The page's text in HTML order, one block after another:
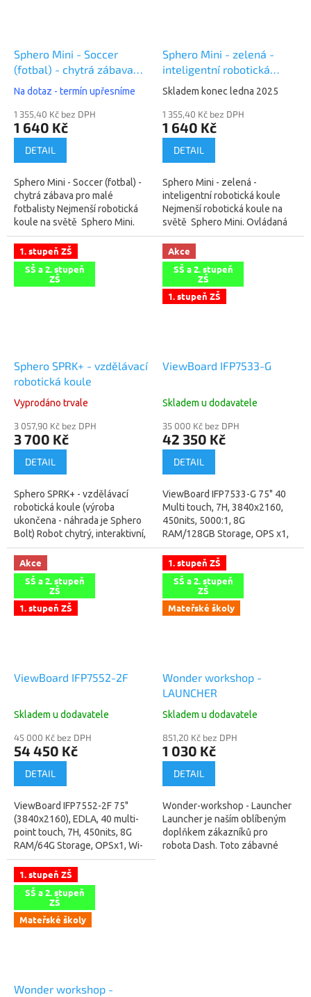
Sphero Mini - Soccer
(fotbal) - chytrá zábava
pro malé fotbalisty
Na dotaz - termín upřesníme
1 355,40 Kč bez DPH
1 640 Kč
DETAIL
Sphero Mini - Soccer (fotbal) -
chytrá zábava pro malé
fotbalisty Nejmenší robotická
koule na světě Sphero Mini.
Ovládaná dálkově pomocí
mobilního telefonu či tabletu....
Sphero Mini - zelená -
inteligentní robotická
koule
Skladem konec ledna 2025
1 355,40 Kč bez DPH
1 640 Kč
DETAIL
Sphero Mini - zelená -
inteligentní robotická koule
Nejmenší robotická koule na
světě Sphero Mini. Ovládaná
dálkově pomocí mobilního
telefonu či tabletu. Bluetooth...
1. stupeň ZŠ
SŠ a 2. stupeň
ZŠ
Sphero SPRK+ - vzdělávací
robotická koule
Vyprodáno trvale
3 057,90 Kč bez DPH
3 700 Kč
DETAIL
Sphero SPRK+ - vzdělávací
robotická koule (výroba
ukončena - náhrada je Sphero
Bolt) Robot chytrý, interaktivní,
edukativní, ovládání mobilem a
tabletem přes aplikaci Android
a...
Akce
SŠ a 2. stupeň
ZŠ
1. stupeň ZŠ
ViewBoard IFP7533-G
Skladem u dodavatele
35 000 Kč bez DPH
42 350 Kč
DETAIL
ViewBoard IFP7533-G 75" 40
Multi touch, 7H, 3840x2160,
450nits, 5000:1, 8G
RAM/128GB Storage, OPS x1,
Wi-Fi slot x1, HDMI-in x3, HDMI
out x1, VGA x1, USB-A x5, USB-
B x2,USB-C...
Akce
SŠ a 2. stupeň
ZŠ
1. stupeň ZŠ
ViewBoard IFP7552-2F
Skladem u dodavatele
45 000 Kč bez DPH
54 450 Kč
DETAIL
ViewBoard IFP7552-2F 75"
(3840x2160), EDLA, 40 multi-
point touch, 7H, 450nits, 8G
RAM/64G Storage, OPSx1, Wi-
Fi slotx1, HDMI-INx3, HDMI-
OUTx1, VGAx1, DPx1,...
1. stupeň ZŠ
SŠ a 2. stupeň
ZŠ
Mateřské školy
Wonder workshop -
LAUNCHER
Skladem u dodavatele
851,20 Kč bez DPH
1 030 Kč
DETAIL
Wonder-workshop - Launcher
Launcher je naším oblíbeným
doplňkem zákazníků pro
robota Dash. Toto zábavné
1. stupeň ZŠ
SŠ a 2. stupeň
ZŠ
Mateřské školy
Wonder workshop -